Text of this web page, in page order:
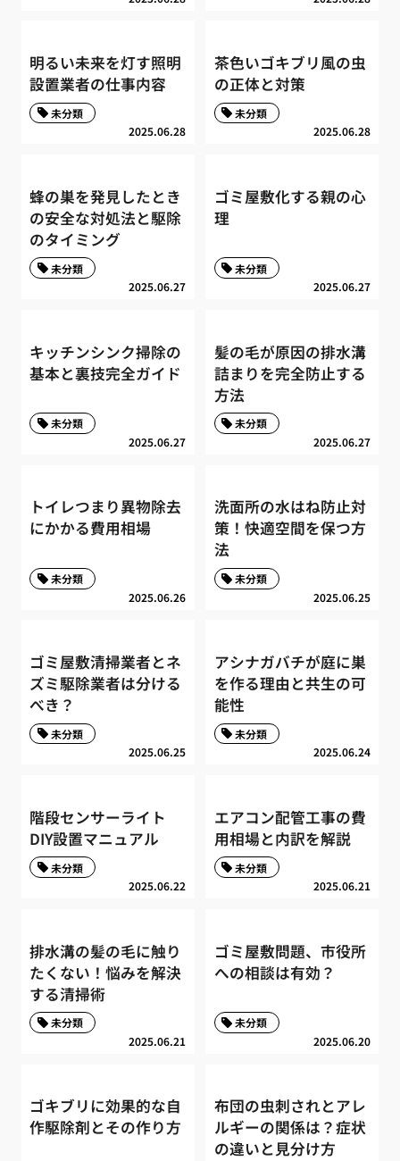
明るい未来を灯す照明
設置業者の仕事内容
2025.06.28
未分類
茶色いゴキブリ風の虫
の正体と対策
2025.06.28
未分類
蜂の巣を発見したとき
の安全な対処法と駆除
のタイミング
2025.06.27
未分類
ゴミ屋敷化する親の心
理
2025.06.27
未分類
キッチンシンク掃除の
基本と裏技完全ガイド
2025.06.27
未分類
髪の毛が原因の排水溝
詰まりを完全防止する
方法
2025.06.27
未分類
トイレつまり異物除去
にかかる費用相場
2025.06.26
未分類
洗面所の水はね防止対
策！快適空間を保つ方
法
2025.06.25
未分類
ゴミ屋敷清掃業者とネ
ズミ駆除業者は分ける
べき？
2025.06.25
未分類
アシナガバチが庭に巣
を作る理由と共生の可
能性
2025.06.24
未分類
階段センサーライト
DIY設置マニュアル
2025.06.22
未分類
エアコン配管工事の費
用相場と内訳を解説
2025.06.21
未分類
排水溝の髪の毛に触り
たくない！悩みを解決
する清掃術
2025.06.21
未分類
ゴミ屋敷問題、市役所
への相談は有効？
2025.06.20
未分類
ゴキブリに効果的な自
作駆除剤とその作り方
布団の虫刺されとアレ
ルギーの関係は？症状
の違いと見分け方